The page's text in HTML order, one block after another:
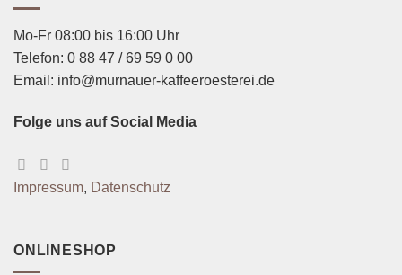
Mo-Fr 08:00 bis 16:00 Uhr
Telefon: 0 88 47 / 69 59 0 00
Email: info@murnauer-kaffeeroesterei.de
Folge uns auf Social Media
Impressum Datenschutz
ONLINESHOP